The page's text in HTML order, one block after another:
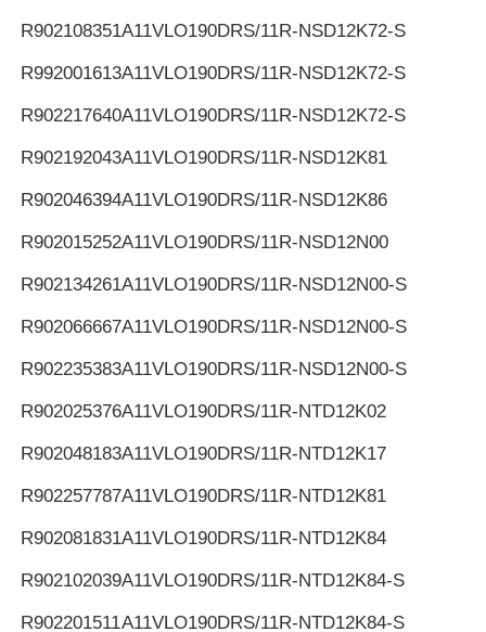
R902108351A11VLO190DRS/11R-NSD12K72-S
R992001613A11VLO190DRS/11R-NSD12K72-S
R902217640A11VLO190DRS/11R-NSD12K72-S
R902192043A11VLO190DRS/11R-NSD12K81
R902046394A11VLO190DRS/11R-NSD12K86
R902015252A11VLO190DRS/11R-NSD12N00
R902134261A11VLO190DRS/11R-NSD12N00-S
R902066667A11VLO190DRS/11R-NSD12N00-S
R902235383A11VLO190DRS/11R-NSD12N00-S
R902025376A11VLO190DRS/11R-NTD12K02
R902048183A11VLO190DRS/11R-NTD12K17
R902257787A11VLO190DRS/11R-NTD12K81
R902081831A11VLO190DRS/11R-NTD12K84
R902102039A11VLO190DRS/11R-NTD12K84-S
R902201511A11VLO190DRS/11R-NTD12K84-S